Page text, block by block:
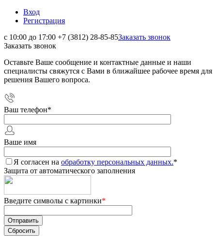
Вход
Регистрация
с 10:00 до 17:00 +7 (3812) 28-85-85Заказать звонок
Заказать звонок
Оставьте Ваше сообщение и контактные данные и наши
специалисты свяжутся с Вами в ближайшее рабочее время для
решения Вашего вопроса.
Ваш телефон*
Ваше имя
Я согласен на обработку персональных данных.*
Защита от автоматического заполнения
Введите символы с картинки*